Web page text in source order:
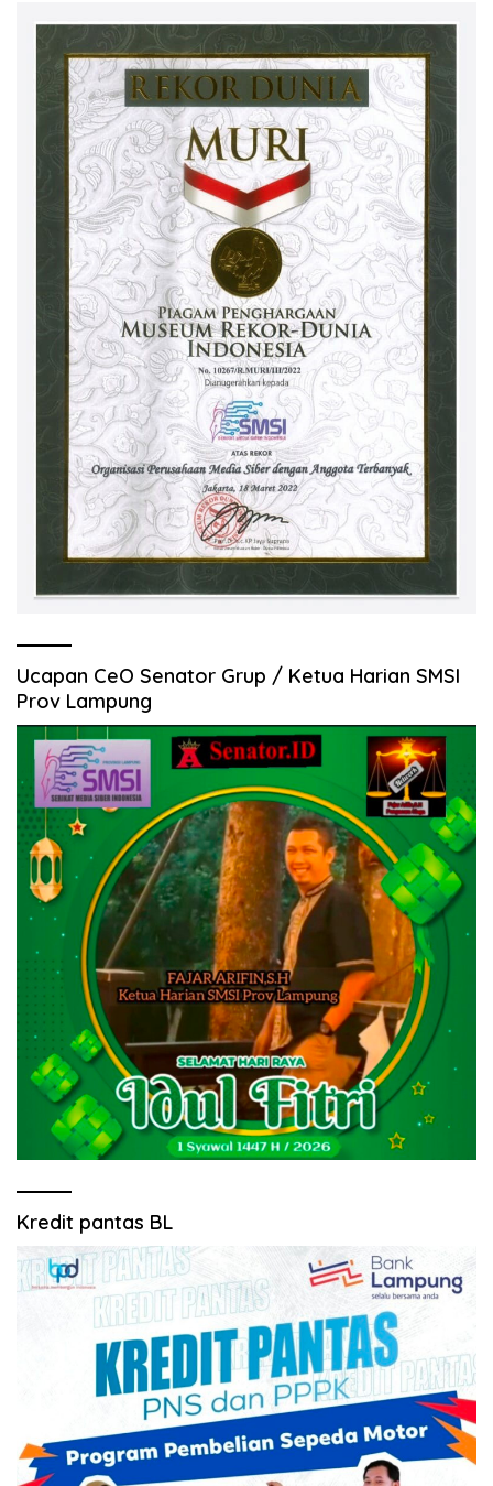
Ucapan CeO Senator Grup / Ketua Harian SMSI
Prov Lampung
Kredit pantas BL